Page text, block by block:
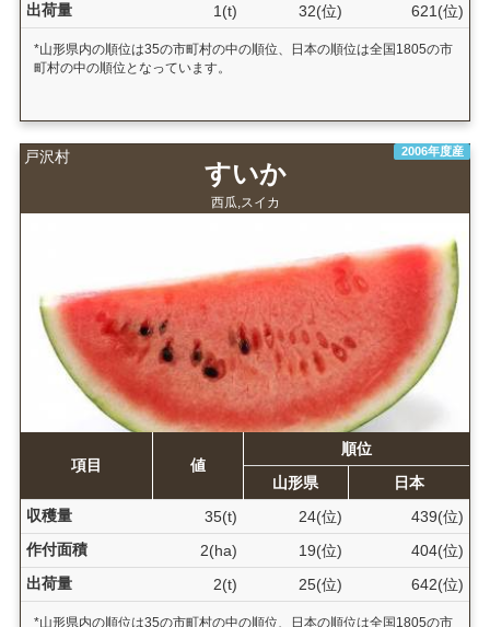
出荷量
1(t) 32(位) 621(位)
*山形県内の順位は35の市町村の中の順位、日本の順位は全国1805の市
町村の中の順位となっています。
戸沢村 2006年度産
すいか
西瓜,スイカ
項目 値
順位
山形県
日本
収穫量
35(t) 24(位)
439(位)
作付面積
2(ha) 19(位)
404(位)
出荷量
2(t) 25(位) 642(位)
*山形県内の順位は35の市町村の中の順位、日本の順位は全国1805の市